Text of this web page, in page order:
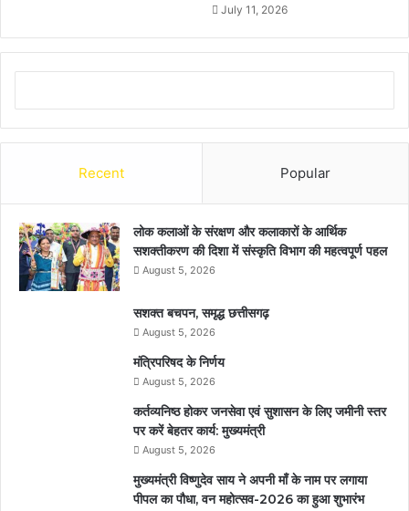
July 11, 2026
Recent Popular
लोक कलाओं के संरक्षण और कलाकारों के आर्थिक
सशक्तीकरण की दिशा में संस्कृति विभाग की महत्वपूर्ण पहल
August 5, 2026
सशक्त बचपन, समृद्ध छत्तीसगढ़
August 5, 2026
मंत्रिपरिषद के निर्णय
August 5, 2026
कर्तव्यनिष्ठ होकर जनसेवा एवं सुशासन के लिए जमीनी स्तर
पर करें बेहतर कार्य: मुख्यमंत्री
August 5, 2026
मुख्यमंत्री विष्णुदेव साय ने अपनी माँ के नाम पर लगाया
पीपल का पौधा, वन महोत्सव-2026 का हुआ शुभारंभ